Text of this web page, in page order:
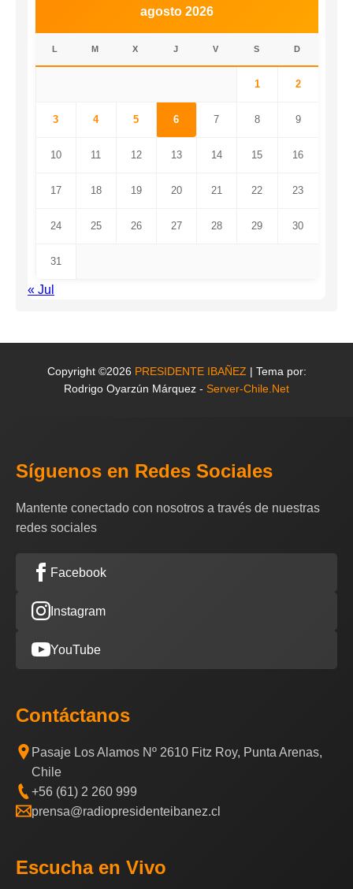
agosto 2026
L M X J V S D
1 2
3 4 5 6 7 8 9
10 11 12 13 14 15 16
17 18 19 20 21 22 23
24 25 26 27 28 29 30
31
« Jul
Copyright ©2026 PRESIDENTE IBAÑEZ | Tema por:
Rodrigo Oyarzún Márquez - Server-Chile.Net
Síguenos en Redes Sociales
Mantente conectado con nosotros a través de nuestras
redes sociales
Facebook
Instagram
YouTube
Contáctanos
Pasaje Los Alamos Nº 2610 Fitz Roy, Punta Arenas,
Chile
+56 (61) 2 260 999
prensa@radiopresidenteibanez.cl
Escucha en Vivo